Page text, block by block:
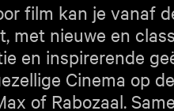
film kan je vanaf
met nieuwe en
en inspirerende
Cinema op
of Rabozaal.